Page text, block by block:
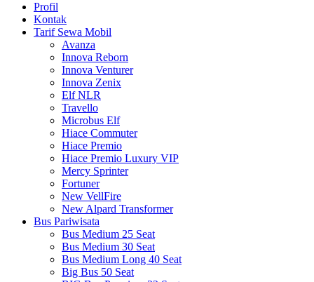
Profil
Kontak
Tarif Sewa Mobil
Avanza
Innova Reborn
Innova Venturer
Innova Zenix
Elf NLR
Travello
Microbus Elf
Hiace Commuter
Hiace Premio
Hiace Premio Luxury VIP
Mercy Sprinter
Fortuner
New VellFire
New Alpard Transformer
Bus Pariwisata
Bus Medium 25 Seat
Bus Medium 30 Seat
Bus Medium Long 40 Seat
Big Bus 50 Seat